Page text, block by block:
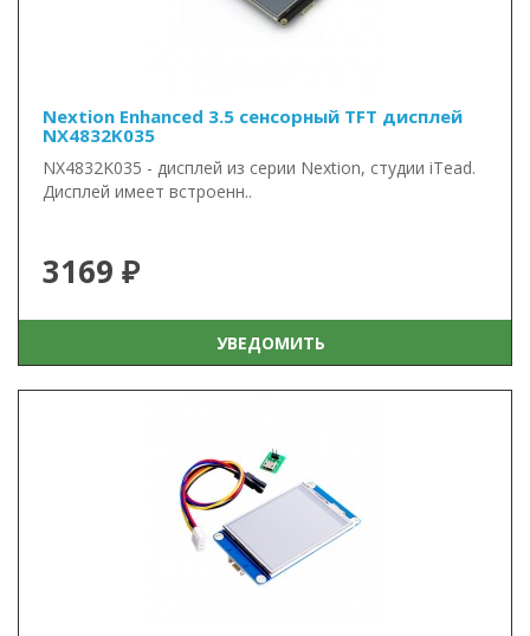
Nextion Enhanced 3.5 сенсорный TFT дисплей
NX4832K035
NX4832K035 - дисплей из серии Nextion, студии iTead.
Дисплей имеет встроенн..
3169 ₽
УВЕДОМИТЬ